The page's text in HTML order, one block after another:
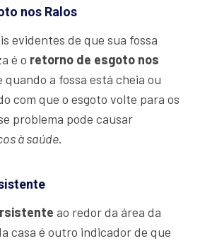
nos Ralos
evidentes de que sua fossa
é o retorno de esgoto nos
quando a fossa está cheia ou
com que o esgoto volte para os
problema pode causar
à saúde.
ao redor da área da
casa é outro indicador de que